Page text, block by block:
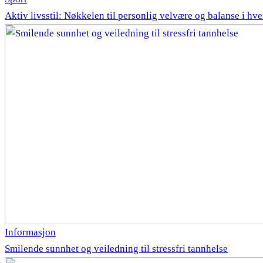
Aktiv livsstil: Nøkkelen til personlig velvære og balanse i
Informasjon
Smilende sunnhet og veiledning til stressfri tannhelse